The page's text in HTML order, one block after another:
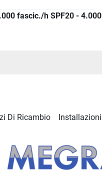
fascic./h SPF20 - 4.000
Di Ricambio Installazioni